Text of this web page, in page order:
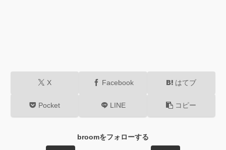
X Facebook はてブ
Pocket LINE コピー
broomをフォローする